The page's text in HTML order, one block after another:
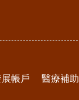
帳戶 醫療補助